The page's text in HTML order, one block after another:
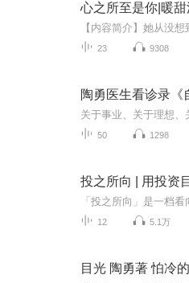
23 9308
陶勇医生看诊录《
50 1298
投之所向 | 用投资
12 5.1万
目光 陶勇著 怕冷